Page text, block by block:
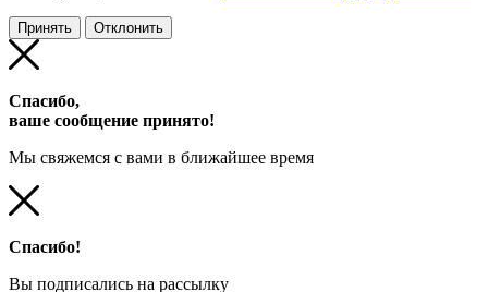
Принять Отклонить
Спасибо,
ваше сообщение принято!
Мы свяжемся с вами в ближайшее время
Спасибо!
Вы подписались на рассылку